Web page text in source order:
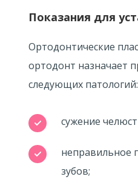
Показания для
Ортодонтические
ортодонт назначает
следующих патологий:
сужение
неправильное
зубов;